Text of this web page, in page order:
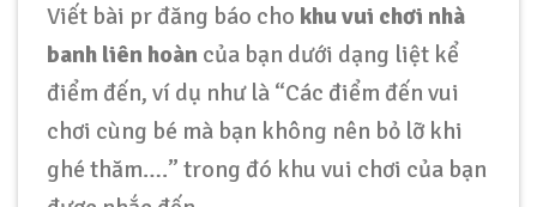
Viết bài pr đăng báo cho khu vui chơi nhà
banh liên hoàn của bạn dưới dạng liệt kể
điểm đến, ví dụ như là “Các điểm đến vui
chơi cùng bé mà bạn không nên bỏ lỡ khi
ghé thăm….” trong đó khu vui chơi của bạn